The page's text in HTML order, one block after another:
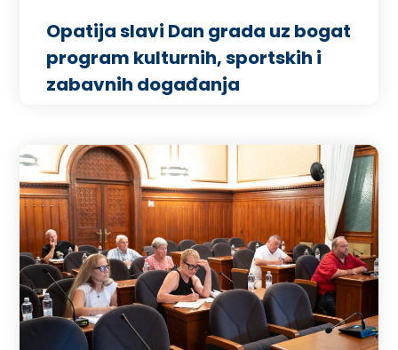
Opatija slavi Dan grada uz bogat
program kulturnih, sportskih i
zabavnih događanja